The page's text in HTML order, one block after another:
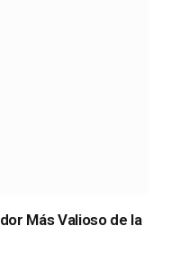
Más Valioso de la